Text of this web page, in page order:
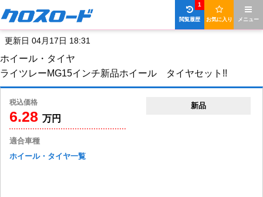
メニュー
お気に入り
閲覧履歴
1
更新日 04月17日 18:31
ホイール・タイヤ
ライツレーMG15インチ新品ホイール タイヤセット!!
税込価格
6.28 万円
新品
適合車種
ホイール・タイヤ一覧